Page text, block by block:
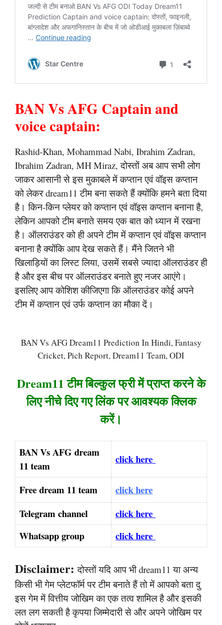
BAN Vs AFG Captain and
voice captain:
Rashid-Khan, Mohammad Nabi, Ibrahim Zadran,
Ibrahim Zadran, MH Miraz, दोस्तों अब आप सभी लोग
जाकर आसानी से इस मुकाबले में कप्तान एवं वॉइस कप्तान
को लेकर dream11 टीम बना सकते हैं क्योंकि हमने बता दिया
है। किन-किन प्लेयर को कप्तान एवं वॉइस कप्तान बनाना है,
लेकिन आपको टीम बनाते समय एक बात को ध्यान में रखना
है। ऑलराउंडर को ही अपने टीम में कप्तान एवं वॉइस कप्तान
बनाना है क्योंकि आप देख सकते हैं। मैंने जितने भी
खिलाड़ियों का लिस्ट लिया, उसमें सबसे ज्यादा ऑलराउंडर ही
है और इस बीच पर ऑलराउंडर बनाते हुए नजर आएंगे।
इसलिए आप कोशिश कीजिएगा कि ऑलराउंडर कोई अपने
टीम में कप्तान एवं उर्फ कप्तान का मौका दें।
BAN Vs AFG Dream11 Prediction In Hindi, Fantasy
Cricket, Pich Report, Dream11 Team, ODI
Dream11 टीम बिल्कुल फ्री में प्राप्त करने के
लिए नीचे दिए गए लिंक पर आवश्यक क्लिक
करें।
BAN Vs AFG dream
11 team
click here
Free dream 11 team
click here
Telegram channel
click here
Whatsapp group
click here
Disclaimer: दोस्तों यदि आप भी dream11 या अन्य
किसी भी गेम प्लेटफॉर्म पर टीम बनाते हैं तो में आपको बता दु
इस गेम में वित्तीय जोखिम का एक तत्व शामिल है और इसकी
लत लग सकती है कृपया जिम्मेदारी से और अपने जोखिम पर